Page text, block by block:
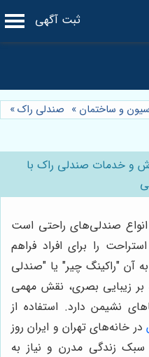
ثبت آگهی
و ساختمان » صندلی راک»
و خدمات صندلی راک با
صندلی‌های راحتی است
را برای افراد فراهم
آن "راکینگ چیر" یا "صندلی
بر زیبایی بصری، نقش مهمی
نشیمن دارد. استفاده از
در خانه‌های تهران و ایران روز
سبک زندگی مدرن و نیاز به